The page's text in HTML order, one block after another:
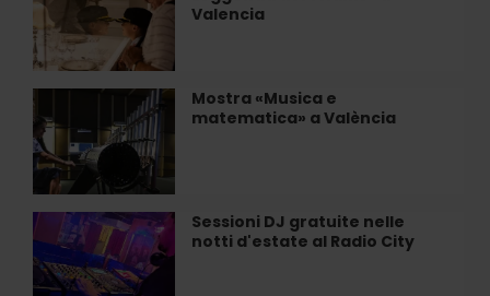
gli
allevamenti
di
a…
Valencia
«La
Leggenda
del
Titanic»
Valencia
Mostra «Musica e
matematica» a València
Mostra
«Musica
e
matematica»
a
València
Sessioni DJ gratuite nelle
notti d'estate al Radio City
Sessioni
DJ
gratuite